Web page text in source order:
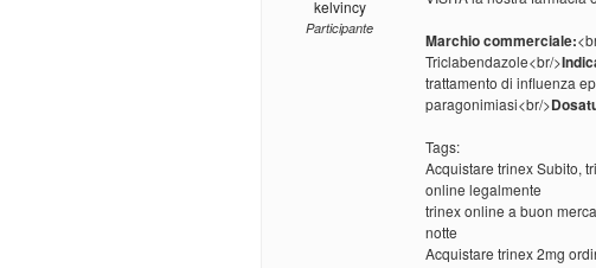
kelvincy
Participante
Marchio commerciale:
Triclabendazole<br/>
trattamento di influenza
paragonimiasi<br/>
Tags:
Acquistare trinex Subito,
online legalmente
trinex online a buon
notte
Acquistare trinex 2mg